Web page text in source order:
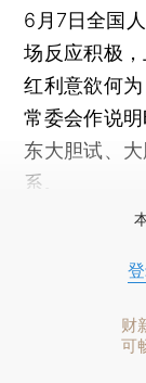
6月7日全国
场反应积极
红利意欲何
常委会作说
东大胆试、
系。
财
可